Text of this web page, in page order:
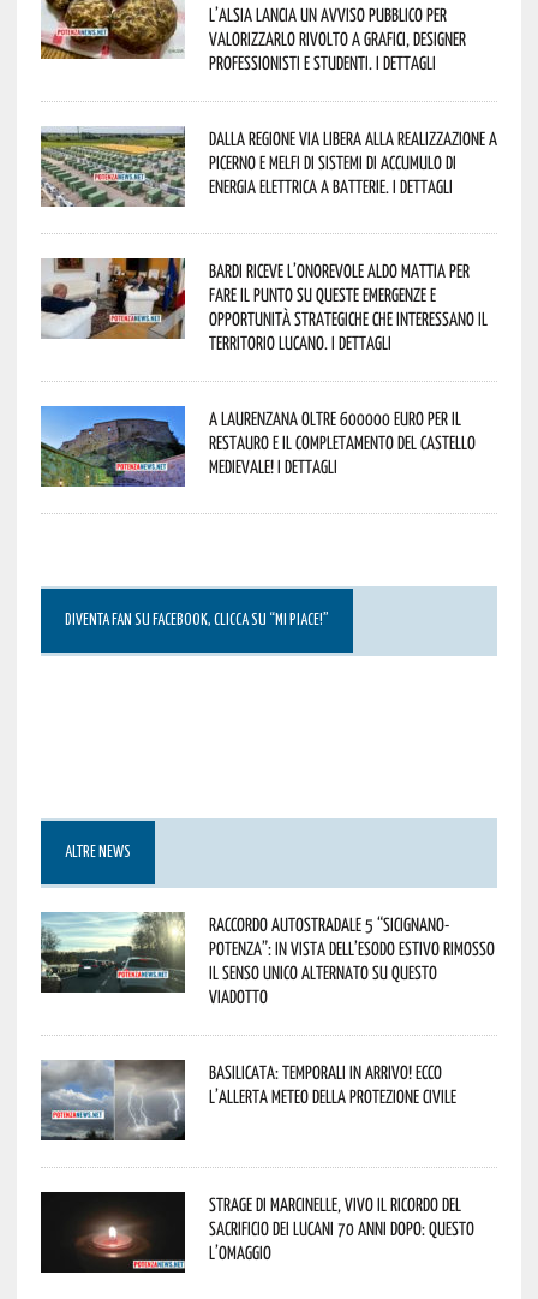
l’Alsia lancia un avviso pubblico per
valorizzarlo rivolto a grafici, designer
professionisti e studenti. I dettagli
Dalla Regione via libera alla realizzazione a
Picerno e Melfi di sistemi di accumulo di
energia elettrica a batterie. I dettagli
Bardi riceve l’onorevole Aldo Mattia per
fare il punto su queste emergenze e
opportunità strategiche che interessano il
territorio lucano. I dettagli
A Laurenzana oltre 600000 euro per il
restauro e il completamento del Castello
Medievale! I dettagli
DIVENTA FAN SU FACEBOOK, CLICCA SU “MI PIACE!”
ALTRE NEWS
Raccordo Autostradale 5 “Sicignano-
Potenza”: in vista dell’esodo estivo rimosso
il senso unico alternato su questo
viadotto
Basilicata: temporali in arrivo! Ecco
l’allerta meteo della Protezione civile
Strage di Marcinelle, vivo il ricordo del
sacrificio dei lucani 70 anni dopo: questo
l’omaggio